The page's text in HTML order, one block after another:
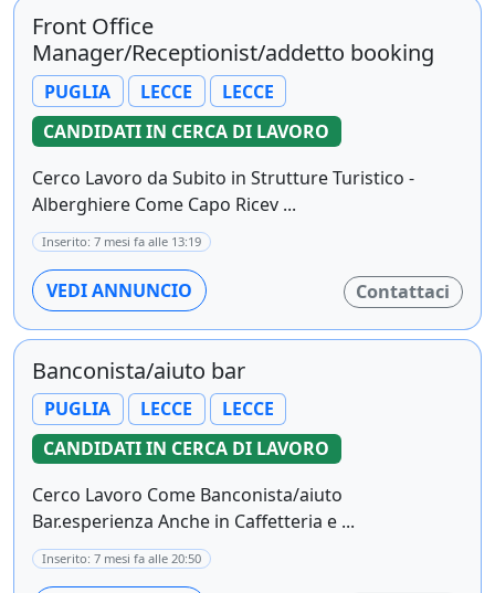
Front Office
Manager/Receptionist/addetto booking
PUGLIA LECCE
LECCE
CANDIDATI IN CERCA DI LAVORO
Cerco Lavoro da Subito in Strutture Turistico -
Alberghiere Come Capo Ricev ...
Inserito: 7 mesi fa alle 13:19
VEDI ANNUNCIO Contattaci
Banconista/aiuto bar
PUGLIA LECCE
LECCE
CANDIDATI IN CERCA DI LAVORO
Cerco Lavoro Come Banconista/aiuto
Bar.esperienza Anche in Caffetteria e ...
Inserito: 7 mesi fa alle 20:50